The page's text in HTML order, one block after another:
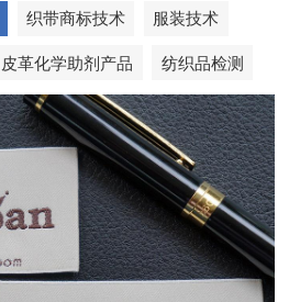
织带商标技术 服装技术
皮革化学助剂产品 纺织品检测